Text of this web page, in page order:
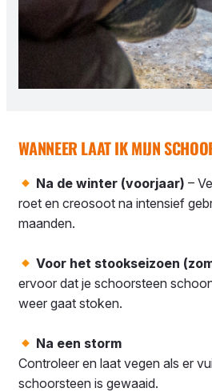
WANNEER LAAT IK MIJN
Na de winter (voorjaar) –
roet en creosoot na intensief
maanden.
Voor het stookseizoen
ervoor dat je schoorsteen
weer gaat stoken.
Na een storm
Controleer en laat vegen als er
schoorsteen is gewaaid.